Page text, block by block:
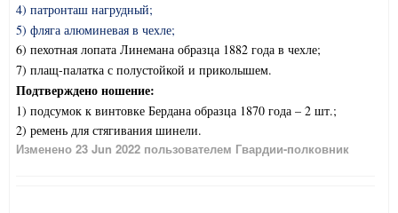
4) патронташ нагрудный;
5) фляга алюминевая в чехле;
6) пехотная лопата Линемана образца 1882 года в чехле;
7) плащ-палатка с полустойкой и приколышем.
Подтверждено ношение:
1) подсумок к винтовке Бердана образца 1870 года – 2 шт.;
2) ремень для стягивания шинели.
Изменено 23 Jun 2022 пользователем Гвардии-полковник